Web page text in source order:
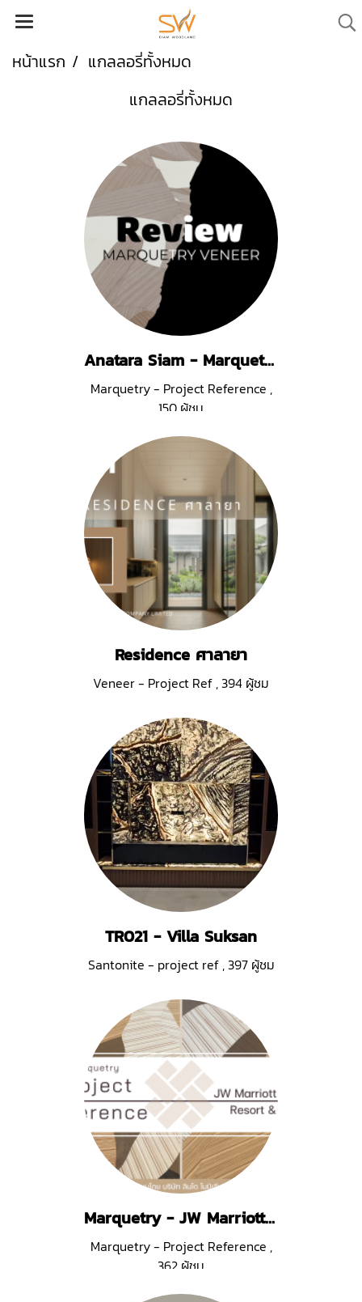
หน้าแรก
แกลลอรี่ทั้งหมด
แกลลอรี่ทั้งหมด
Anatara Siam - Marquetry Wood Veneer
Marquetry - Project Reference ,
150 ผู้ชม
Residence ศาลายา
Veneer - Project Ref ,394 ผู้ชม
TR021 - Villa Suksan
Santonite - project ref,397 ผู้ชม
Marquetry - JW Marriott Phuket
Marquetry - Project Reference ,
362 ผู้ชม